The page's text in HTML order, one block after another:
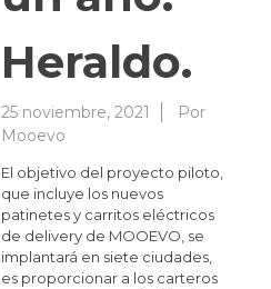
Heraldo.
25 noviembre, 2021
Por
Mooevo
El objetivo del proyecto piloto,
que incluye los nuevos
patinetes y carritos eléctricos
de delivery de MOOEVO, se
implantará en siete ciudades,
es proporcionar a los carteros